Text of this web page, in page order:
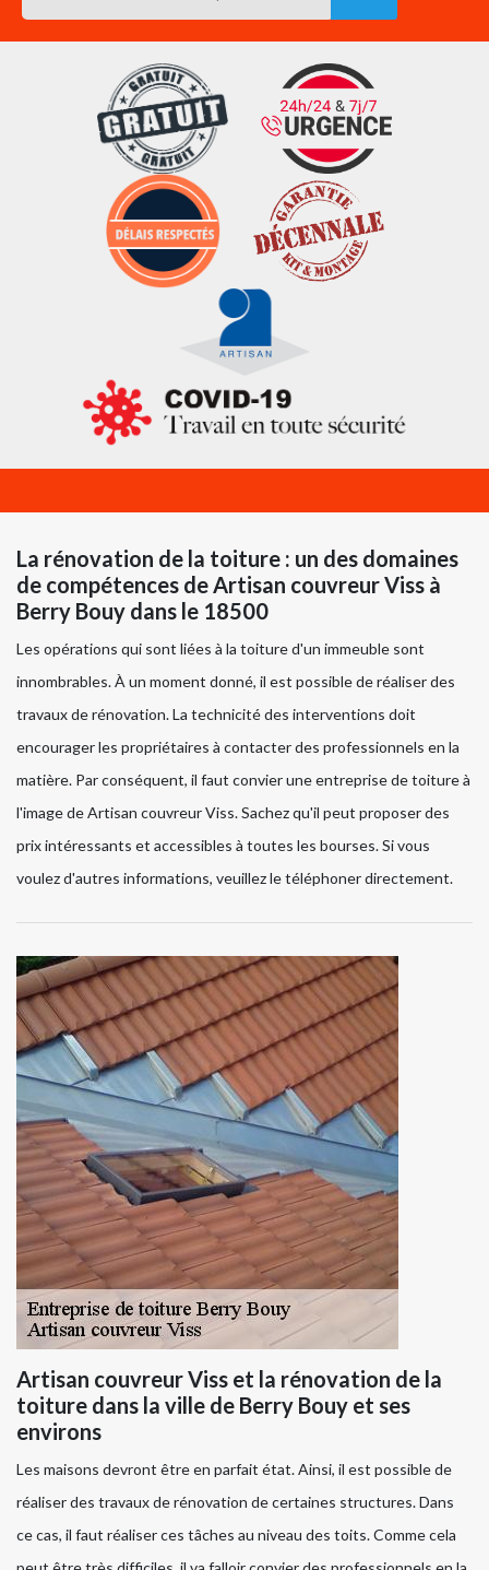
La rénovation de la toiture : un des domaines
de compétences de Artisan couvreur Viss à
Berry Bouy dans le 18500
Les opérations qui sont liées à la toiture d'un immeuble sont
innombrables. À un moment donné, il est possible de réaliser des
travaux de rénovation. La technicité des interventions doit
encourager les propriétaires à contacter des professionnels en la
matière. Par conséquent, il faut convier une entreprise de toiture à
l'image de Artisan couvreur Viss. Sachez qu'il peut proposer des
prix intéressants et accessibles à toutes les bourses. Si vous
voulez d'autres informations, veuillez le téléphoner directement.
Artisan couvreur Viss et la rénovation de la
toiture dans la ville de Berry Bouy et ses
environs
Les maisons devront être en parfait état. Ainsi, il est possible de
réaliser des travaux de rénovation de certaines structures. Dans
ce cas, il faut réaliser ces tâches au niveau des toits. Comme cela